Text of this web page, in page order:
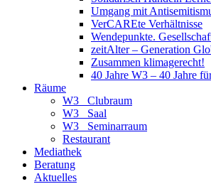
Umgang mit
VerCAREte Verhältnisse
Wendepunkte.
zeitAlter – Generation
Zusammen klimagerecht!
40 Jahre W3 – 40 Jahre
Räume
W3_ Clubraum
W3_ Saal
W3_ Seminarraum
Restaurant
Mediathek
Beratung
Aktuelles